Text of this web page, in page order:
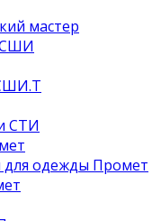
мастер
СШИ
СТИ
одежды Промет